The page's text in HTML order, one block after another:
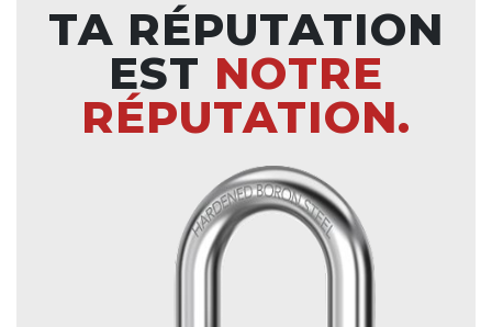
TA RÉPUTATION
EST NOTRE
RÉPUTATION.